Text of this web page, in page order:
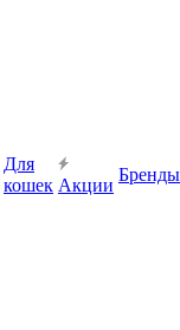
Для
кошек Акции
Бренды